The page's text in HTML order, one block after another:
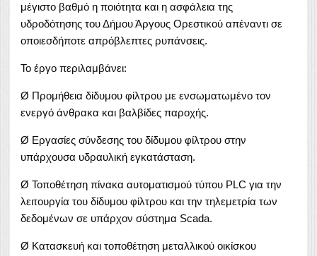
μέγιστο βαθμό η ποιότητα και η ασφάλεια της
υδροδότησης του Δήμου Άργους Ορεστικού απέναντι σε
οποιεσδήποτε απρόβλεπτες ρυπάνσεις.
Το έργο περιλαμβάνει:
Ø Προμήθεια δίδυμου φίλτρου με ενσωματωμένο τον
ενεργό άνθρακα και βαλβίδες παροχής.
Ø Εργασίες σύνδεσης του δίδυμου φίλτρου στην
υπάρχουσα υδραυλική εγκατάσταση.
Ø Τοποθέτηση πίνακα αυτοματισμού τύπου PLC για την
λειτουργία του δίδυμου φίλτρου και την τηλεμετρία των
δεδομένων σε υπάρχον σύστημα Scada.
Ø Κατασκευή και τοποθέτηση μεταλλικού οικίσκου